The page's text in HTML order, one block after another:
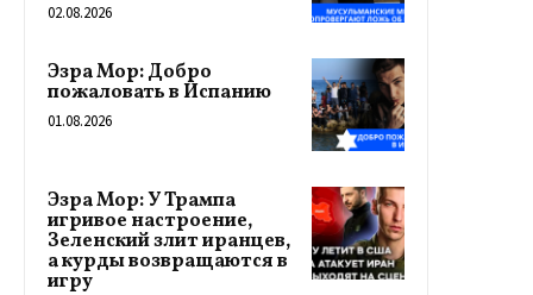
02.08.2026
Эзра Мор: Добро
пожаловать в Испанию
01.08.2026
Эзра Мор: У Трампа
игривое настроение,
Зеленский злит иранцев,
а курды возвращаются в
игру